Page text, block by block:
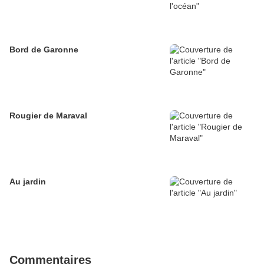
Bord de Garonne
Rougier de Maraval
Au jardin
Commentaires